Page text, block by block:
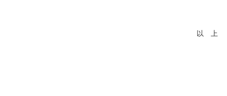
以 上